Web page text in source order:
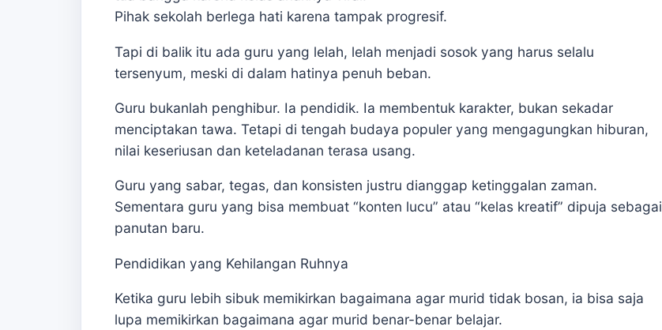
Pihak sekolah berlega hati karena tampak progresif.
Tapi di balik itu ada guru yang lelah, lelah menjadi sosok yang harus selalu
tersenyum, meski di dalam hatinya penuh beban.
Guru bukanlah penghibur. Ia pendidik. Ia membentuk karakter, bukan sekadar
menciptakan tawa. Tetapi di tengah budaya populer yang mengagungkan hiburan,
nilai keseriusan dan keteladanan terasa usang.
Guru yang sabar, tegas, dan konsisten justru dianggap ketinggalan zaman.
Sementara guru yang bisa membuat “konten lucu” atau “kelas kreatif” dipuja sebagai
panutan baru.
Pendidikan yang Kehilangan Ruhnya
Ketika guru lebih sibuk memikirkan bagaimana agar murid tidak bosan, ia bisa saja
lupa memikirkan bagaimana agar murid benar-benar belajar.